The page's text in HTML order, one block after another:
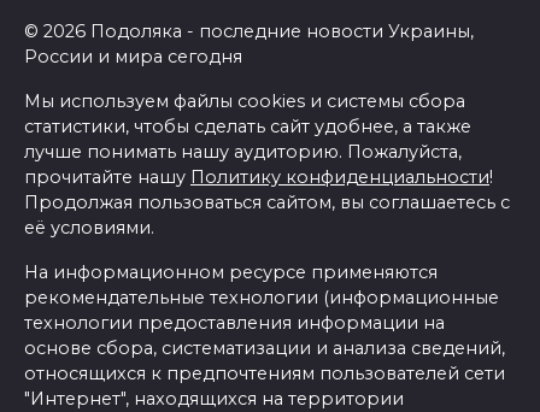
© 2026 Подоляка - последние новости Украины,
России и мира сегодня
Мы используем файлы cookies и системы сбора
статистики, чтобы сделать сайт удобнее, а также
лучше понимать нашу аудиторию. Пожалуйста,
прочитайте нашу Политику конфиденциальности!
Продолжая пользоваться сайтом, вы соглашаетесь с
её условиями.
На информационном ресурсе применяются
рекомендательные технологии (информационные
технологии предоставления информации на
основе сбора, систематизации и анализа сведений,
относящихся к предпочтениям пользователей сети
"Интернет", находящихся на территории